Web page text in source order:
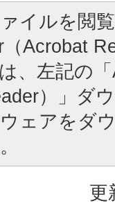
イルを閲
（Acrobat
、左記の
）」ダ
ェアをダ
更